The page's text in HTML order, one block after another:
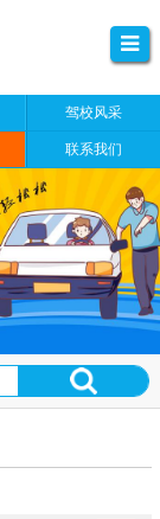
驾校风采
联系我们